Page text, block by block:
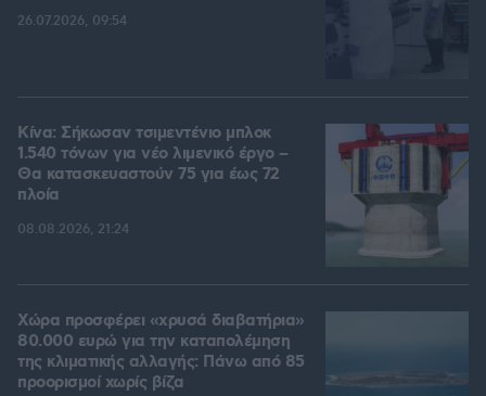
26.07.2026, 09:54
Κίνα: Σήκωσαν τσιμεντένιο μπλοκ
1.540 τόνων για νέο λιμενικό έργο –
Θα κατασκευαστούν 75 για έως 72
πλοία
08.08.2026, 21:24
Χώρα προσφέρει «χρυσά διαβατήρια»
80.000 ευρώ για την καταπολέμηση
της κλιματικής αλλαγής: Πάνω από 85
προορισμοί χωρίς βίζα